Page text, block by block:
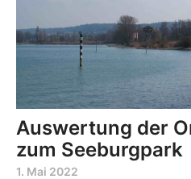
Auswertung der
zum Seeburgpark
1. Mai 2022